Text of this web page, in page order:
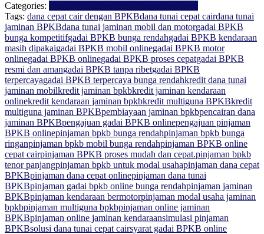
Categories:
Tags: dana cepat cair dengan BPKBdana tunai cepat cairdana tunai
jaminan BPKBdana tunai jaminan mobil dan motorgadai BPKB
bunga kompetitifgadai BPKB bunga rendahgadai BPKB kendaraan
masih dipakaigadai BPKB mobil onlinegadai BPKB motor
onlinegadai BPKB onlinegadai BPKB proses cepatgadai BPKB
resmi dan amangadai BPKB tanpa ribetgadai BPKB
terpercayagadai BPKB terpercaya bunga rendahkredit dana tunai
jaminan mobilkredit jaminan bpkbkredit jaminan kendaraan
onlinekredit kendaraan jaminan bpkbkredit multiguna BPKBkredit
multiguna jaminan BPKBpembiayaan jaminan bpkbpencairan dana
jaminan BPKBpengajuan gadai BPKB onlinepengajuan pinjaman
BPKB onlinepinjaman bpkb bunga rendahpinjaman bpkb bunga
ringanpinjaman bpkb mobil bunga rendahpinjaman BPKB online
cepat cairpinjaman BPKB proses mudah dan cepat.pinjaman bpkb
tenor panjangpinjaman bpkb untuk modal usahapinjaman dana cepat
BPKBpinjaman dana cepat onlinepinjaman dana tunai
BPKBpinjaman gadai bpkb online bunga rendahpinjaman jaminan
BPKBpinjaman kendaraan bermotorpinjaman modal usaha jaminan
bpkbpinjaman multiguna bpkbpinjaman online jaminan
BPKBpinjaman online jaminan kendaraansimulasi pinjaman
BPKBsolusi dana tunai cepat cairsyarat gadai BPKB online